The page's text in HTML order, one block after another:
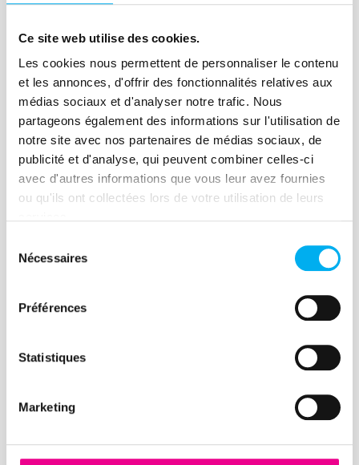
Ce site web utilise des cookies.
Les cookies nous permettent de personnaliser le contenu
et les annonces, d'offrir des fonctionnalités relatives aux
médias sociaux et d'analyser notre trafic. Nous
partageons également des informations sur l'utilisation de
notre site avec nos partenaires de médias sociaux, de
publicité et d'analyse, qui peuvent combiner celles-ci
avec d'autres informations que vous leur avez fournies
ou qu'ils ont collectées lors de votre utilisation de leurs
Nécessaires
Préférences
Statistiques
Marketing
Découvrir
French Tech
La French Tech est un label français
startups.
Découvrir
Marché public
titre onéreux entre un acheteur public et